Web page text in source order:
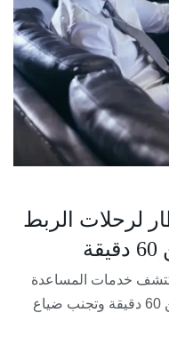
لرحلات الربط
خدمات المساعدة
في المطار لرحلات الربط التي تقل عن 60 دقيقة وتجنب ضياع